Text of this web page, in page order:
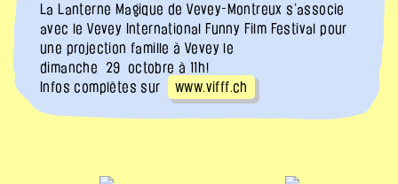
La Lanterne Magique de Vevey-Montreux s’associe
avec le Vevey International Funny Film Festival pour
une projection famille à Vevey le
dimanche 29 octobre à 11h !
Infos complètes sur
www.vifff.ch